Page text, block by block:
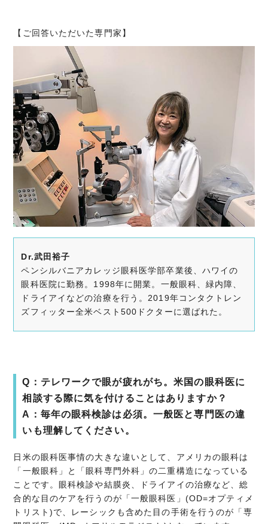
【ご回答いただいた専門家】
Dr.武田裕子
ペンシルバニアカレッジ眼科医学部卒業後、ハワイの
眼科医院に勤務。1998年に開業。一般眼科、緑内障、
ドライアイなどの治療を行う。2019年コンタクトレン
ズフィッター全米ベスト500ドクターに選ばれた。
Q：テレワークで眼が疲れがち。米国の眼科医に
相談する際に気を付けることはありますか？
A：毎年の眼科検診は必須。一般医と専門医の違
いも理解してください。
日米の眼科医事情の大きな違いとして、アメリカの眼科は
「一般眼科」と「眼科専門外科」の二重構造になっている
ことです。眼科検診や結膜炎、ドライアイの治療など、総
合的な目のケアを行うのが「一般眼科医」(OD=オプティメ
トリスト)で、レーシックも含めた目の手術を行うのが「専